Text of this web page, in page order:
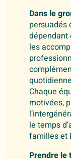
Dans le
persuadés
dépendant
les
Chaque
motivées,
le temps
familles et
Prendre le